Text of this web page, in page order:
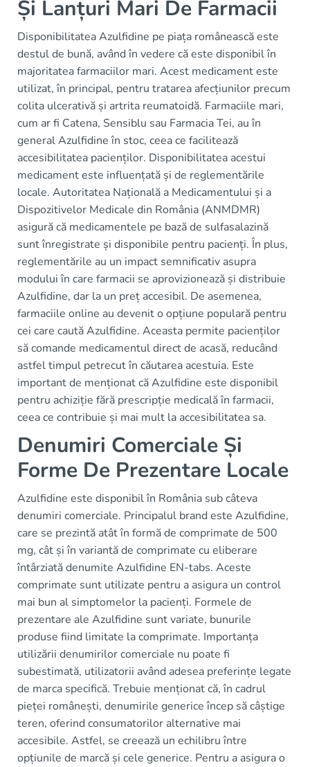
Și Lanțuri Mari De Farmacii
Disponibilitatea Azulfidine pe piața românească este
destul de bună, având în vedere că este disponibil în
majoritatea farmaciilor mari. Acest medicament este
utilizat, în principal, pentru tratarea afecțiunilor precum
colita ulcerativă și artrita reumatoidă. Farmaciile mari,
cum ar fi Catena, Sensiblu sau Farmacia Tei, au în
general Azulfidine în stoc, ceea ce facilitează
accesibilitatea pacienților. Disponibilitatea acestui
medicament este influențată și de reglementările
locale. Autoritatea Națională a Medicamentului și a
Dispozitivelor Medicale din România (ANMDMR)
asigură că medicamentele pe bază de sulfasalazină
sunt înregistrate și disponibile pentru pacienți. În plus,
reglementările au un impact semnificativ asupra
modului în care farmacii se aprovizionează și distribuie
Azulfidine, dar la un preț accesibil. De asemenea,
farmaciile online au devenit o opțiune populară pentru
cei care caută Azulfidine. Aceasta permite pacienților
să comande medicamentul direct de acasă, reducând
astfel timpul petrecut în căutarea acestuia. Este
important de menționat că Azulfidine este disponibil
pentru achiziție fără prescripție medicală în farmacii,
ceea ce contribuie și mai mult la accesibilitatea sa.
Denumiri Comerciale Și
Forme De Prezentare Locale
Azulfidine este disponibil în România sub câteva
denumiri comerciale. Principalul brand este Azulfidine,
care se prezintă atât în formă de comprimate de 500
mg, cât și în variantă de comprimate cu eliberare
întârziată denumite Azulfidine EN-tabs. Aceste
comprimate sunt utilizate pentru a asigura un control
mai bun al simptomelor la pacienți. Formele de
prezentare ale Azulfidine sunt variate, bunurile
produse fiind limitate la comprimate. Importanța
utilizării denumirilor comerciale nu poate fi
subestimată, utilizatorii având adesea preferințe legate
de marca specifică. Trebuie menționat că, în cadrul
pieței românești, denumirile generice încep să câștige
teren, oferind consumatorilor alternative mai
accesibile. Astfel, se creează un echilibru între
opțiunile de marcă și cele generice. Pentru a asigura o